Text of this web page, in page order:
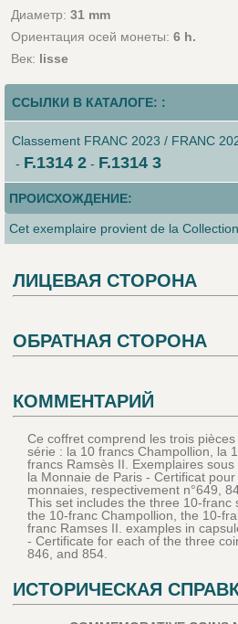
Диаметр: 31 mm
Ориентация осей монеты: 6 h.
Век: lisse
ССЫЛКИ В КАТАЛОГЕ: :
Classement FRANC 2023 / FRANC
- F.1314 2- F.1314 3
ПРОИСХОЖДЕНИЕ:
Cet exemplaire provient de la
ЛИЦЕВАЯ СТОРОНА
ОБРАТНАЯ СТОРОНА
КОММЕНТАРИЙ
Ce coffret comprend les trois
série : la 10 francs Champollion, la
francs Ramsès II. Exemplaires
la Monnaie de Paris - Certificat
monnaies, respectivement n°649,
This set includes the three 10-franc
the 10-franc Champollion, the 10-
franc Ramses II. examples in
- Certificate for each of the three
846, and 854.
ИСТОРИЧЕСКАЯ